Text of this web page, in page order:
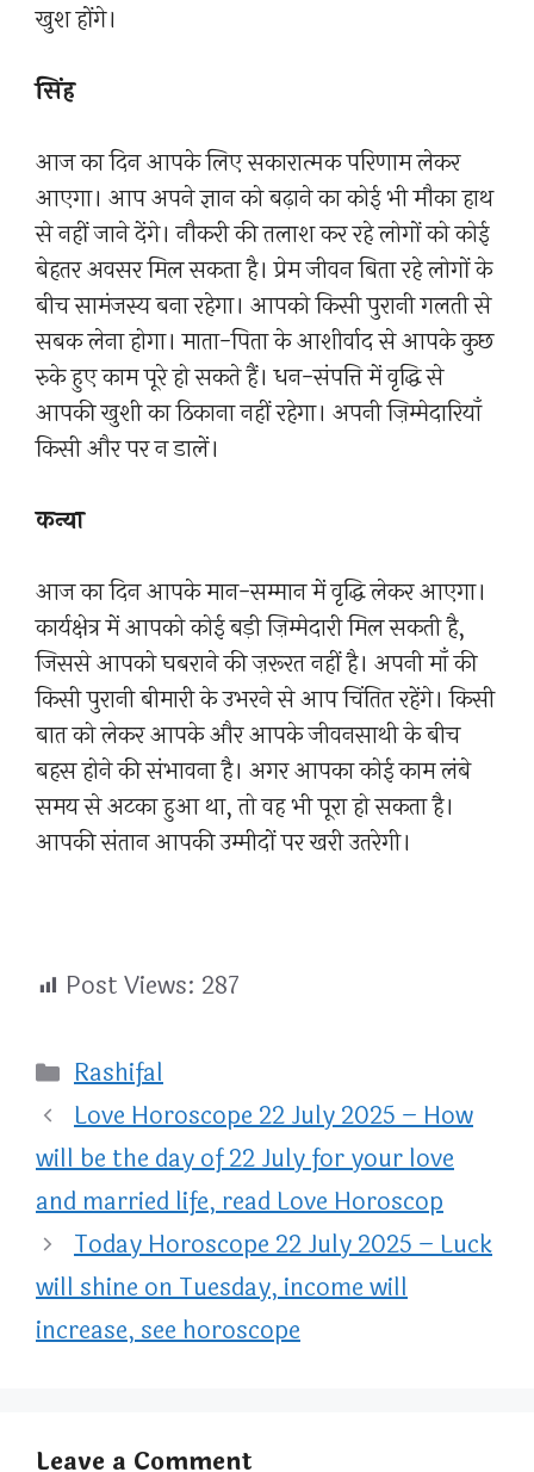
खुश होंगे।
सिंह
आज का दिन आपके लिए सकारात्मक परिणाम लेकर
आएगा। आप अपने ज्ञान को बढ़ाने का कोई भी मौका हाथ
से नहीं जाने देंगे। नौकरी की तलाश कर रहे लोगों को कोई
बेहतर अवसर मिल सकता है। प्रेम जीवन बिता रहे लोगों के
बीच सामंजस्य बना रहेगा। आपको किसी पुरानी गलती से
सबक लेना होगा। माता-पिता के आशीर्वाद से आपके कुछ
रुके हुए काम पूरे हो सकते हैं। धन-संपत्ति में वृद्धि से
आपकी खुशी का ठिकाना नहीं रहेगा। अपनी ज़िम्मेदारियाँ
किसी और पर न डालें।
कन्या
आज का दिन आपके मान-सम्मान में वृद्धि लेकर आएगा।
कार्यक्षेत्र में आपको कोई बड़ी ज़िम्मेदारी मिल सकती है,
जिससे आपको घबराने की ज़रूरत नहीं है। अपनी माँ की
किसी पुरानी बीमारी के उभरने से आप चिंतित रहेंगे। किसी
बात को लेकर आपके और आपके जीवनसाथी के बीच
बहस होने की संभावना है। अगर आपका कोई काम लंबे
समय से अटका हुआ था, तो वह भी पूरा हो सकता है।
आपकी संतान आपकी उम्मीदों पर खरी उतरेगी।
Post Views: 287
Categories
Rashifal
Love Horoscope 22 July 2025 – How
will be the day of 22 July for your love
and married life, read Love Horoscop
Today Horoscope 22 July 2025 – Luck
will shine on Tuesday, income will
increase, see horoscope
Leave a Comment